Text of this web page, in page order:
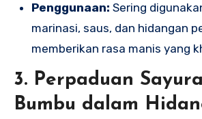
Penggunaan: Sering
marinasi, saus, dan hidangan
memberikan rasa manis yang
3. Perpaduan
Bumbu dalam